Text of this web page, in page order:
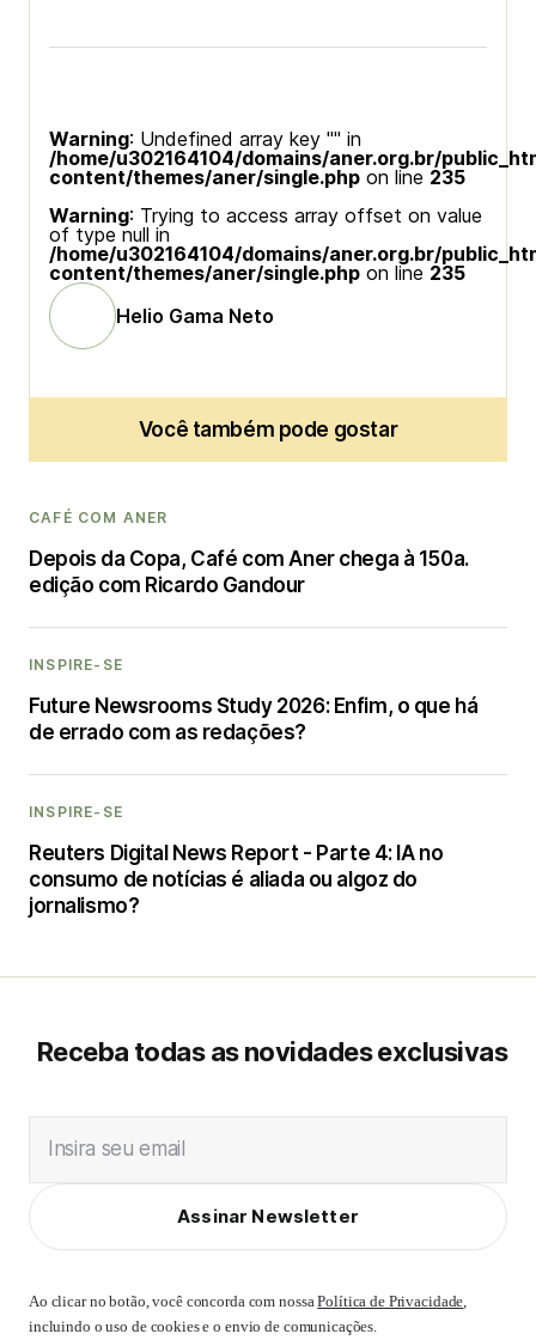
Warning: Undefined array key "" in
/home/u302164104/domains/aner.org.br/
content/themes/aner/single.php on line 235
Warning: Trying to access array offset on value
of type null in
/home/u302164104/domains/aner.org.br/
content/themes/aner/single.php on line 235
Helio Gama Neto
Você também pode gostar
CAFÉ COM ANER
Depois da Copa, Café com Aner chega à 150a.
edição com Ricardo Gandour
INSPIRE-SE
Future Newsrooms Study 2026: Enfim, o que há
de errado com as redações?
INSPIRE-SE
Reuters Digital News Report - Parte 4: IA no
consumo de notícias é aliada ou algoz do
jornalismo?
Receba todas as novidades exclusivas
Insira seu email
Assinar Newsletter
Ao clicar no botão, você concorda com nossaPolítica de Privacidade,
incluindo o uso de cookies e o envio de comunicações.